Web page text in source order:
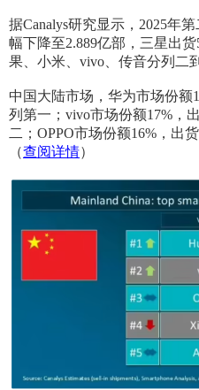
据Canalys研究显示，2025年
幅下降至2.889亿部，三星出
果、小米、vivo、传音分列二
中国大陆市场，华为市场份额
列第一；vivo市场份额17%，
二；OPPO市场份额16%，出
（查阅详情）